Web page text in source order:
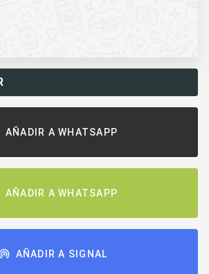
AÑADIR A WHATSAPP
AÑADIR A WHATSAPP
AÑADIR A SIGNAL